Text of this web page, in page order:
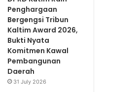
Penghargaan
Bergengsi Tribun
Kaltim Award 2026,
Bukti Nyata
Komitmen Kawal
Pembangunan
Daerah
31 July 2026